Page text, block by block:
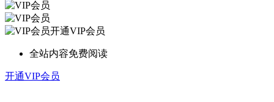
开通VIP会员
全站内容免费阅读
开通VIP会员